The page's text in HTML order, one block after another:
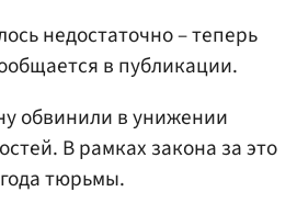
недостаточно – теперь
в публикации.
обвинили в унижении
В рамках закона за это
тюрьмы.